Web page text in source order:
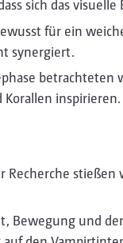
sich das
für ein
synergiert.
Korallen inspirieren.
Recherche
Bewegung und